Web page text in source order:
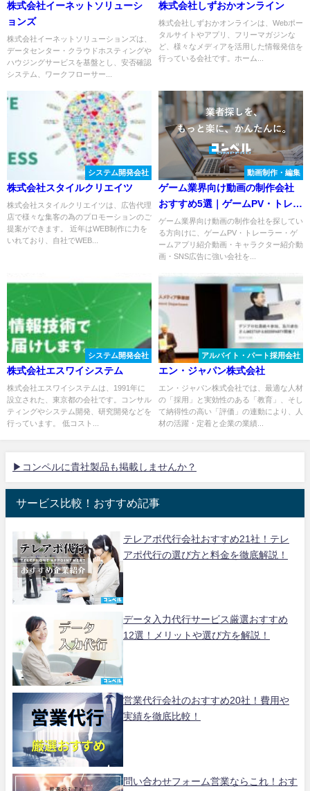
株式会社イーネットソリューシ
ョンズ
株式会社イーネットソリューションズは、
データセンター・クラウドホスティングや
ハウジングサービスを基盤とし、安否確認
システム、ワークフローサー...
株式会社しずおかオンライン
株式会社しずおかオンラインは、Webポー
タルサイトやアプリ、フリーマガジンな
ど、様々なメディアを活用した情報発信を
行っている会社です。ホーム...
システム開発会社
株式会社スタイルクリエイツ
株式会社スタイルクリエイツは、広告代理
店で様々な集客の為のプロモーションのご
提案ができます。 近年はWEB制作に力を
いれており、自社でWEB...
動画制作・編集
ゲーム業界向け動画の制作会社
おすすめ5選｜ゲームPV・トレー
ラー・動画広告に強い会社を比
較
ゲーム業界向け動画の制作会社を探してい
る方向けに、ゲームPV・トレーラー・ゲ
ームアプリ紹介動画・キャラクター紹介動
画・SNS広告に強い会社を...
システム開発会社
株式会社エスワイシステム
株式会社エスワイシステムは、1991年に
設立された、東京都の会社です。コンサル
ティングやシステム開発、研究開発などを
行っています。 低コスト...
アルバイト・パート採用会社
エン・ジャパン株式会社
エン・ジャパン株式会社では、最適な人材
の「採用」と実効性のある「教育」、そし
て納得性の高い「評価」の連動により、人
材の活躍・定着と企業の業績...
▶コンペルに貴社製品も掲載しませんか？
サービス比較！おすすめ記事
テレアポ代行会社おすすめ21社！テレ
アポ代行の選び方と料金を徹底解説！
データ入力代行サービス厳選おすすめ
12選！メリットや選び方を解説！
営業代行会社のおすすめ20社！費用や
実績を徹底比較！
問い合わせフォーム営業ならこれ！おす